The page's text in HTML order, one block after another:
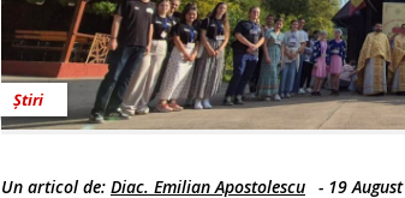
Știri
Un articol de: Diac. Emilian Apostolescu - 19